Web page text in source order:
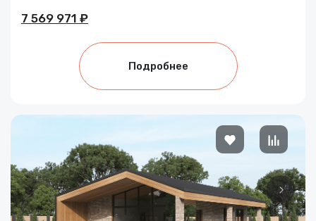
7 569 971 ₽
Подробнее